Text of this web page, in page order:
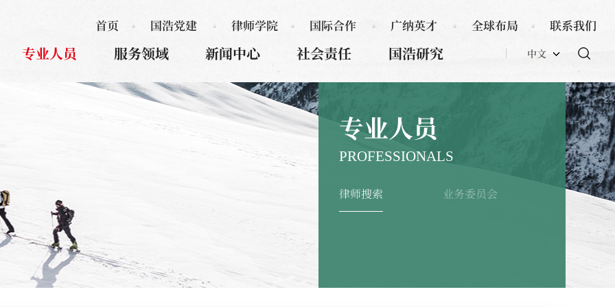
专业人员 服务领域 新闻中心 社会责任 国浩研究 中文
首页 国浩党建 律师学院 国际合作 广纳英才 全球布局 联系我们
专业人员
PROFESSIONALS
律师搜索 业务委员会